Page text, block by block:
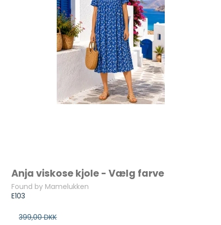
Anja viskose kjole - Vælg farve
Found by Mamelukken
E103
399,00 DKK